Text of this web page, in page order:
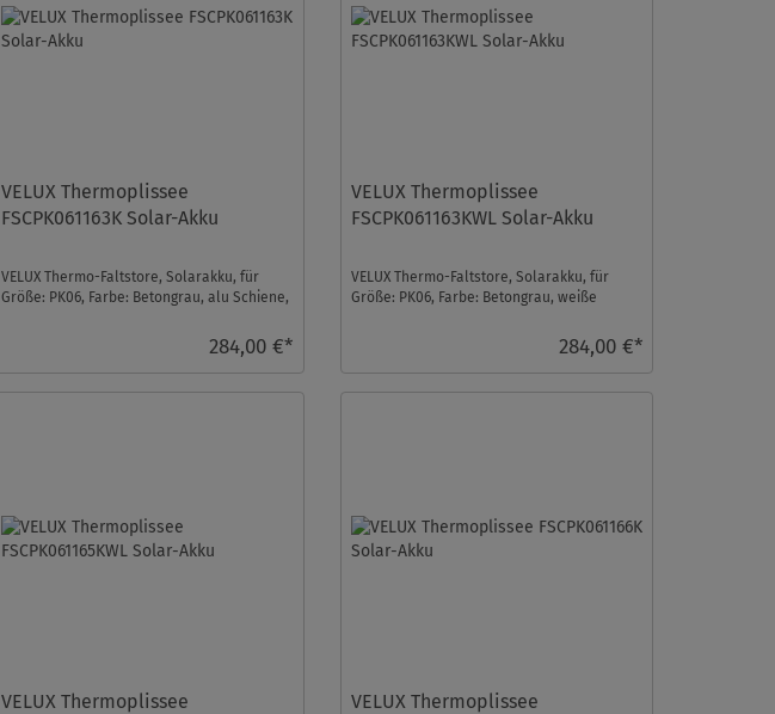
VELUX Thermoplissee
FSCPK061163K Solar-Akku
VELUX Thermo-Faltstore, Solarakku, für
Größe: PK06, Farbe: Betongrau, alu Schiene,
284,00 €*
VELUX Thermoplissee
FSCPK061163KWL Solar-Akku
VELUX Thermo-Faltstore, Solarakku, für
Größe: PK06, Farbe: Betongrau, weiße
284,00 €*
VELUX Thermoplissee
VELUX Thermoplissee